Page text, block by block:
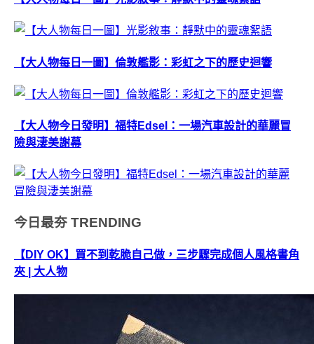
【大人物每日一圖】倫敦艦影：彩虹之下的歷史迴響
【大人物今日發明】福特Edsel：一場汽車設計的華麗冒
險與淒美謝幕
今日最夯 TRENDING
【DIY OK】買不到乾脆自己做，三步驟完成個人風格書角
夾 | 大人物